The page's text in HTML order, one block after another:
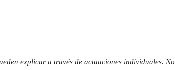
explicar a través de actuaciones individuales.